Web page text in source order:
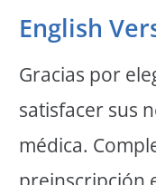
English
Gracias por
satisfacer sus
médica.